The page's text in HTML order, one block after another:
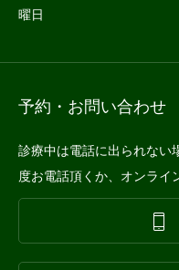
曜日
予約・お問い合わせ
診療中は電話に出られない
度お電話頂くか、オンライ
